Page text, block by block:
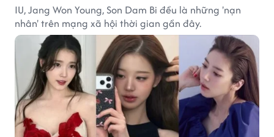
IU, Jang Won Young, Son Dam Bi đều là những 'nạn
nhân' trên mạng xã hội thời gian gần đây.